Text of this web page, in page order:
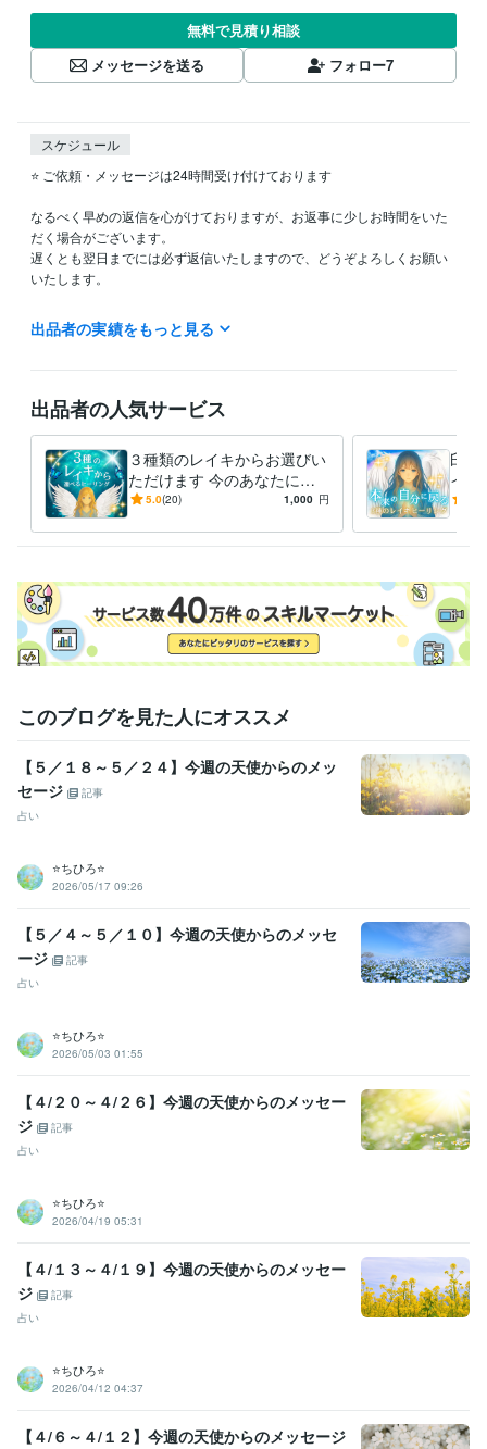
無料で見積り相談
メッセージを送る
フォロー7
スケジュール
⭐️ ご依頼・メッセージは24時間受け付けております
なるべく早めの返信を心がけておりますが、お返事に少しお時間をいた
だく場合がございます。
遅くとも翌日までには必ず返信いたしますので、どうぞよろしくお願い
いたします。
医療・介護 / 看護師 経験年数 : 15年
得意分野
占い レイキヒーリング
占い エンジェルカードリーディング
出品者の実績をもっと見る
出品者の人気サービス
３種類のレイキからお選びい
ただけます 今のあなたにぴ
ったりの癒しをお届けします
5.0(20) 1,000 円
臼井
イキ
アル
このブログを見た人にオススメ
【５／１８～５／２４】今週の天使からのメッ
セージ
記事
占い
⭐️ちひろ⭐️
2026/05/17 09:26
【５／４～５／１０】今週の天使からのメッセ
ージ
記事
占い
⭐️ちひろ⭐️
2026/05/03 01:55
【４/２０～４/２６】今週の天使からのメッセー
ジ
記事
占い
⭐️ちひろ⭐️
2026/04/19 05:31
【４/１３～４/１９】今週の天使からのメッセー
ジ
記事
占い
⭐️ちひろ⭐️
2026/04/12 04:37
【４/６～４/１２】今週の天使からのメッセージ